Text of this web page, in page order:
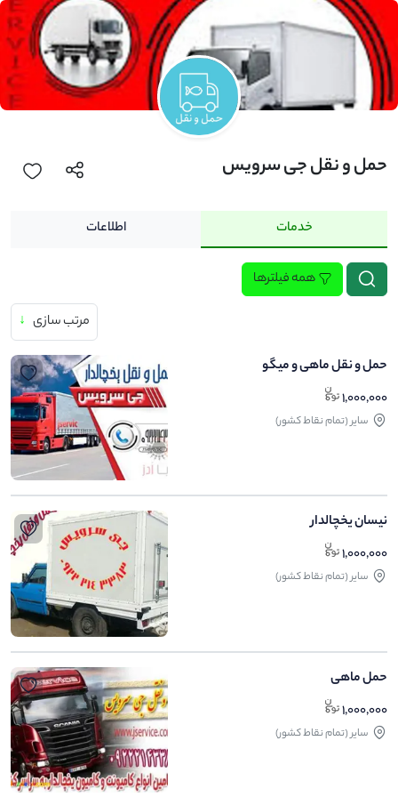
حمل و نقل جی سرویس
خدمات اطلاعات
همه فیلترها
مرتب سازی ↓
حمل و نقل ماهی و میگو
1,000,000
ساير (تمام نقاط کشور)
نیسان یخچالدار
1,000,000
ساير (تمام نقاط کشور)
حمل ماهی
1,000,000
ساير (تمام نقاط کشور)